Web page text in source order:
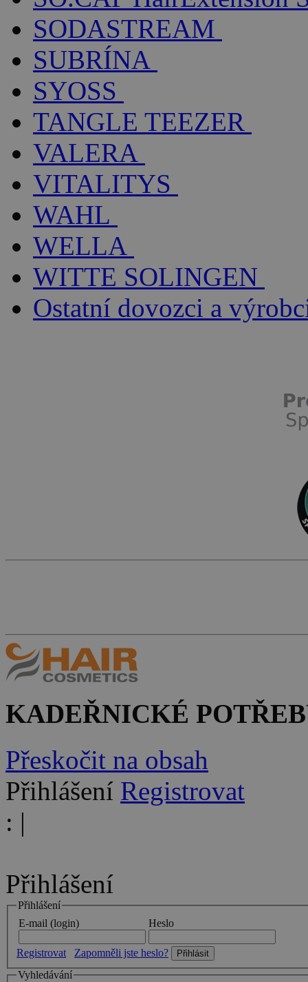
SODASTREAM
SUBRÍNA
SYOSS
TANGLE TEEZER
VALERA
VITALITYS
WAHL
WELLA
WITTE SOLINGEN
Ostatní dovozci a
KADEŘNICKÉ
Přeskočit na obsah
Přihlášení Registrovat
: |
Přihlášení
Přihlášení
E-mail (login)
Heslo
Registrovat
Zapomněli jste heslo?
Vyhledávání